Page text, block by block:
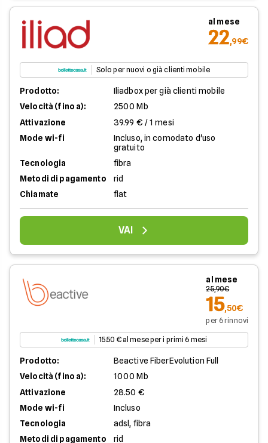
al mese
22,99€
Solo per nuovi o già clienti mobile
Prodotto:
Iliadbox per già clienti mobile
Velocità (fino a):
2500 Mb
Attivazione
39.99 € / 1 mesi
Mode wi-fi
Incluso, in comodato d'uso
gratuito
Tecnologia
fibra
Metodi di pagamento
rid
Chiamate
flat
VAI
al mese
25,90€
15,50€
per 6 rinnovi
15.50 € al mese per i primi 6 mesi
Prodotto:
Beactive FiberEvolution Full
Velocità (fino a):
1000 Mb
Attivazione
28.50 €
Mode wi-fi
Incluso
Tecnologia
adsl, fibra
Metodi di pagamento
rid